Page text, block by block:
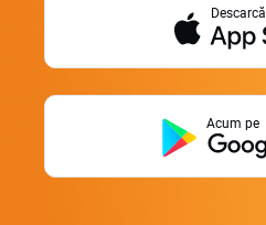
Acum pe